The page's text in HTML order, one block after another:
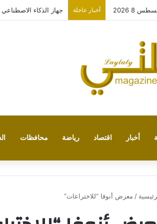
8 2026 أخبار عاجلة جهاز الذكاء
أخبار اقتصاد رياضة محافظات
/ معرض أنوفا “للاختراعات”